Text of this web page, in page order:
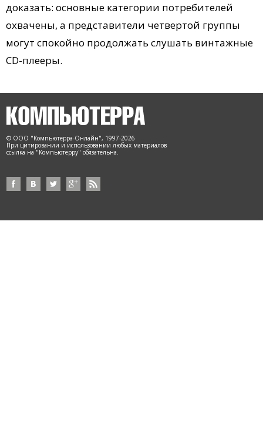
доказать: основные категории потребителей
охвачены, а представители четвертой группы
могут спокойно продолжать слушать винтажные
CD-плееры.
© ООО "Компьютерра-Онлайн", 1997-2026
При цитировании и использовании любых материалов
ссылка на "Компьютерру" обязательна.